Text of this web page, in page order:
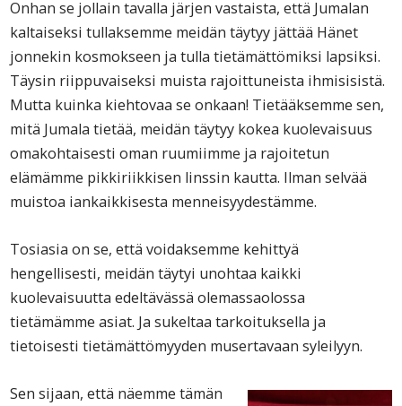
Onhan se jollain tavalla järjen vastaista, että Jumalan
kaltaiseksi tullaksemme meidän täytyy jättää Hänet
jonnekin kosmokseen ja tulla tietämättömiksi lapsiksi.
Täysin riippuvaiseksi muista rajoittuneista ihmisisistä.
Mutta kuinka kiehtovaa se onkaan! Tietääksemme sen,
mitä Jumala tietää, meidän täytyy kokea kuolevaisuus
omakohtaisesti oman ruumiimme ja rajoitetun
elämämme pikkiriikkisen linssin kautta. Ilman selvää
muistoa iankaikkisesta menneisyydestämme.
Tosiasia on se, että voidaksemme kehittyä
hengellisesti, meidän täytyi unohtaa kaikki
kuolevaisuutta edeltävässä olemassaolossa
tietämämme asiat. Ja sukeltaa tarkoituksella ja
tietoisesti tietämättömyyden musertavaan syleilyyn.
Sen sijaan, että näemme tämän